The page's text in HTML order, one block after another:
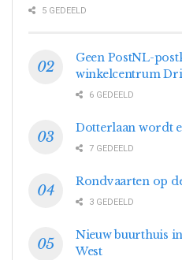
5 GEDEELD
Geen PostNL-
winkelcentrum
6 GEDEELD
Dotterlaan wordt
7 GEDEELD
Rondvaarten op
3 GEDEELD
Nieuw buurthuis
West